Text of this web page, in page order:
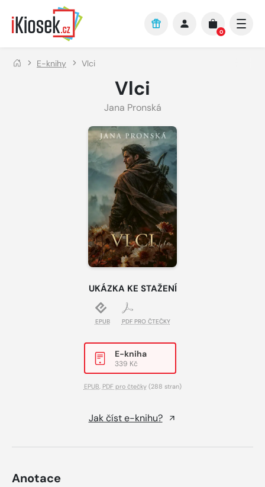
Přejít na hlavní obsah
0
E-knihy Vlci
Vlci
Jana Pronská
UKÁZKA KE STAŽENÍ
EPUB PDF PRO ČTEČKY
E-kniha
339 Kč
EPUB, PDF pro čtečky(288 stran)
Jak číst e-knihu?
Anotace